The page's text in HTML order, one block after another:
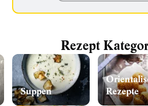
Rezept
Suppen
Rezepte